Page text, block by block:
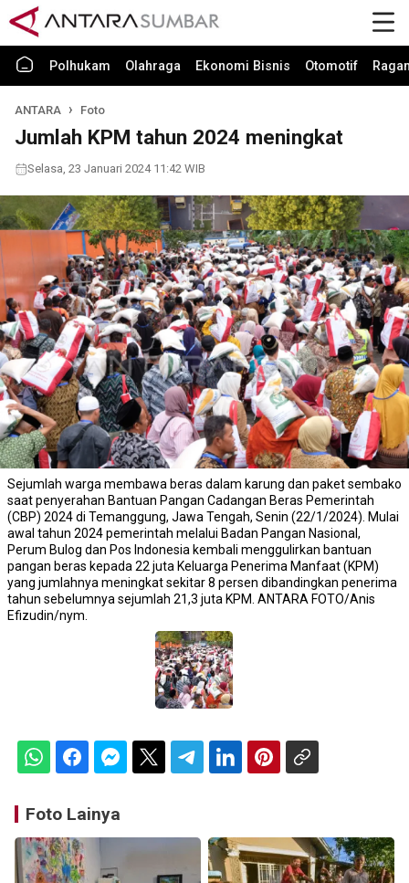
Polhukam Olahraga Ekonomi Bisnis Otomotif
ANTARA Foto
Jumlah KPM tahun 2024 meningkat
Selasa, 23 Januari 2024 11:42 WIB
Sejumlah warga membawa beras dalam karung dan paket sembako
saat penyerahan Bantuan Pangan Cadangan Beras Pemerintah
(CBP) 2024 di Temanggung, Jawa Tengah, Senin (22/1/2024). Mulai
awal tahun 2024 pemerintah melalui Badan Pangan Nasional,
Perum Bulog dan Pos Indonesia kembali menggulirkan bantuan
pangan beras kepada 22 juta Keluarga Penerima Manfaat (KPM)
yang jumlahnya meningkat sekitar 8 persen dibandingkan penerima
tahun sebelumnya sejumlah 21,3 juta KPM. ANTARA FOTO/Anis
Efizudin/nym.
Foto Lainya